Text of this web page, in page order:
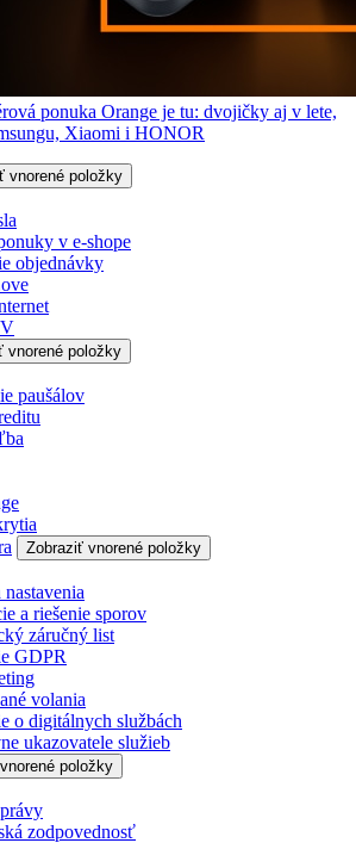
ponuka Orange je tu: dvojičky aj v lete,
Xiaomi i HONOR
vnorené položky
v e-shope
objednávky
vnorené položky
paušálov
Zobraziť vnorené položky
a riešenie sporov
záručný list
GDPR
volania
o digitálnych službách
ukazovatele služieb
položky
zodpovednosť